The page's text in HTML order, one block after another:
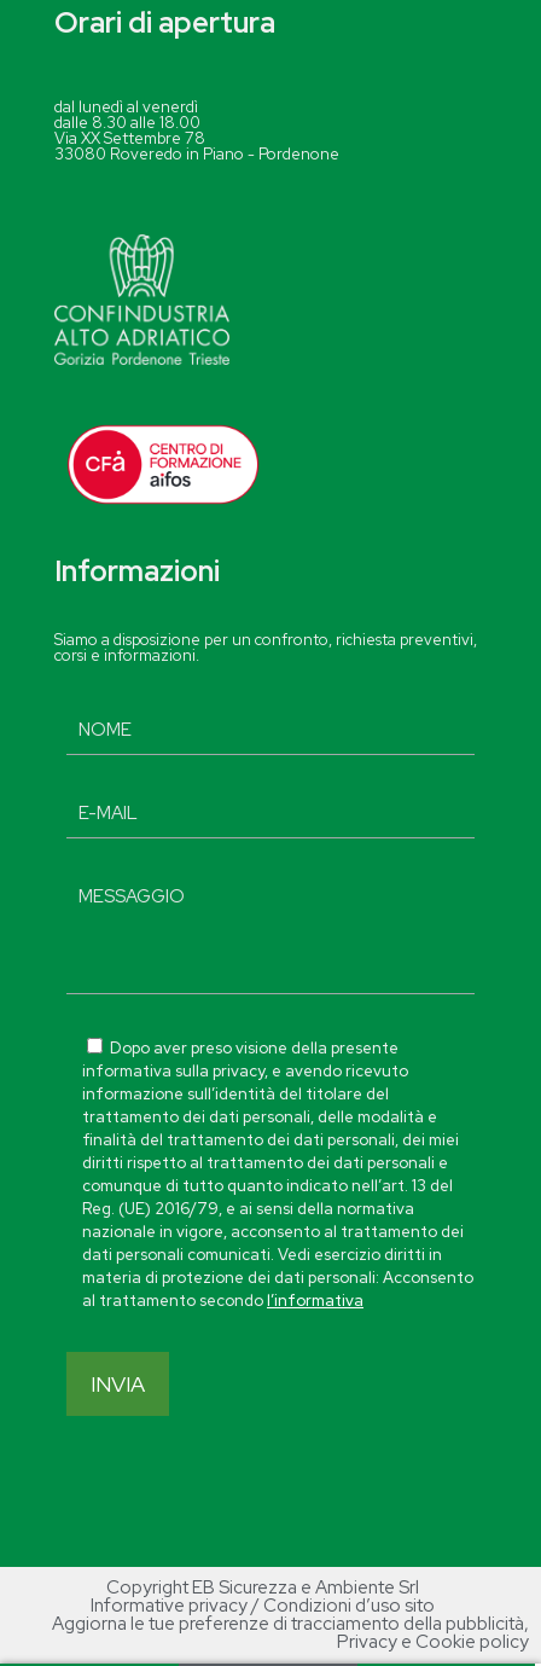
Orari di apertura
dal lunedì al venerdì
dalle 8.30 alle 18.00
Via XX Settembre 78
33080 Roveredo in Piano - Pordenone
Informazioni
Siamo a disposizione per un confronto, richiesta preventivi,
corsi e informazioni.
Dopo aver preso visione della presente
informativa sulla privacy, e avendo ricevuto
informazione sull’identità del titolare del
trattamento dei dati personali, delle modalità e
finalità del trattamento dei dati personali, dei miei
diritti rispetto al trattamento dei dati personali e
comunque di tutto quanto indicato nell’art. 13 del
Reg. (UE) 2016/79, e ai sensi della normativa
nazionale in vigore, acconsento al trattamento dei
dati personali comunicati. Vedi esercizio diritti in
materia di protezione dei dati personali: Acconsento
al trattamento secondol’informativa
Copyright EB Sicurezza e Ambiente Srl
Informative privacy / Condizioni d’uso sito
Aggiorna le tue preferenze di tracciamento della pubblicità,
Privacy e Cookie policy